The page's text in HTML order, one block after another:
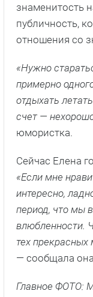
знаменитость
публичность,
отношения со
«Нужно
примерно
отдыхать
счет —
юмористка.
Сейчас Елена
«Если мне
интересно,
период, что мы
влюбленности.
тех прекрасных
— сообщала
Главное ФОТО: